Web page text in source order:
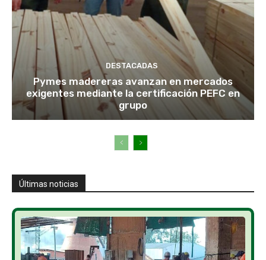
DESTACADAS
Pymes madereras avanzan en mercados
exigentes mediante la certificación PEFC en
grupo
Últimas noticias